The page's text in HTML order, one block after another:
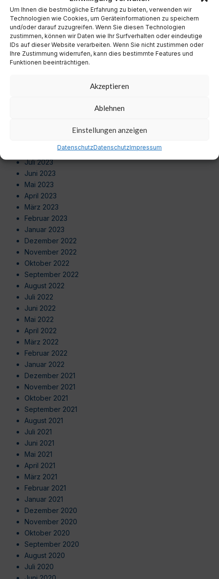
Um Ihnen die bestmögliche Erfahrung zu bieten, verwenden wir
Technologien wie Cookies, um Geräteinformationen zu speichern
und/oder darauf zuzugreifen. Wenn Sie diesen Technologien
zustimmen, können wir Daten wie Ihr Surfverhalten oder eindeutige
IDs auf dieser Website verarbeiten. Wenn Sie nicht zustimmen oder
Ihre Zustimmung widerrufen, kann dies bestimmte Features und
Funktionen beeinträchtigen.
Akzeptieren
Ablehnen
Einstellungen anzeigen
DatenschutzDatenschutzImpressum
August 2024
Juli 2024
Juni 2024
Mai 2024
April 2024
August 2023
Juli 2023
Juni 2023
Mai 2023
April 2023
März 2023
Februar 2023
Januar 2023
Dezember 2022
November 2022
Oktober 2022
September 2022
August 2022
Juli 2022
Juni 2022
Mai 2022
April 2022
März 2022
Februar 2022
Januar 2022
Dezember 2021
November 2021
Oktober 2021
September 2021
August 2021
Juli 2021
Juni 2021
Mai 2021
April 2021
März 2021
Februar 2021
Januar 2021
Dezember 2020
November 2020
Oktober 2020
September 2020
August 2020
Juli 2020